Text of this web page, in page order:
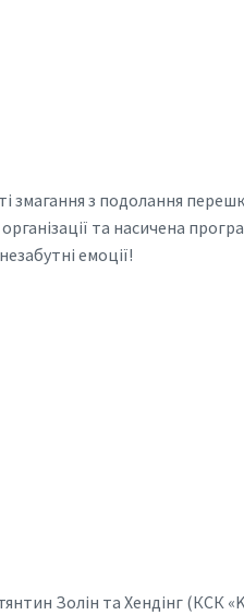
змагання з подолання
та насичена
емоції!
Золін та Хендінг (КСК